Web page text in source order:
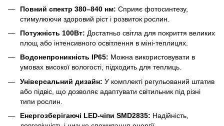
Повний спектр 380–840 нм: Сприяє фотосинтезу,
стимулюючи здоровий ріст і розвиток рослин.
Потужність 100Вт: Достатньо світла для покриття великих
площ або інтенсивного освітлення в міні-теплицях.
Водонепроникність IP65: Можна використовувати в
умовах високої вологості, підходить для теплиць.
Універсальний дизайн: У комплекті регульований штатив
або підвіс, що дозволяє адаптувати світильник під різні
типи рослин.
Енергозберігаючі LED-чіпи SMD2835: Надійність,